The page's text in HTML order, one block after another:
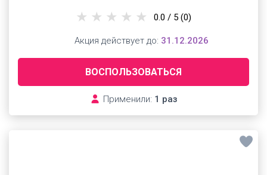
ВОСПОЛЬЗОВАТЬСЯ
Применили: 1 раз
0.0 / 5 (0)
Акция действует до: 31.12.2026